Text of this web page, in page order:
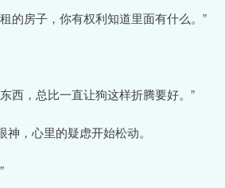
的房子，你有权利知道里面有什么。”
西，总比一直让狗这样折腾要好。”
，心里的疑虑开始松动。